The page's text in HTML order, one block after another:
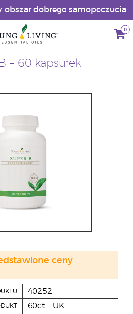
obszar dobrego samopoczucia
0
– 60 kapsułek
40252
60ct - UK
ceny